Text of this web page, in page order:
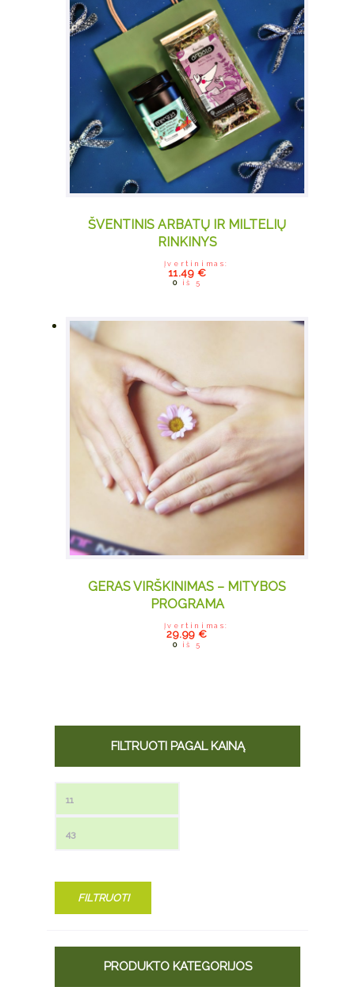
ŠVENTINIS ARBATŲ IR MILTELIŲ
RINKINYS
Įvertinimas:
0 iš 5
11.49 €
GERAS VIRŠKINIMAS – MITYBOS
PROGRAMA
Įvertinimas:
0 iš 5
29.99€
FILTRUOTI PAGAL KAINĄ
Min kaina
FILTRUOTI
PRODUKTO KATEGORIJOS